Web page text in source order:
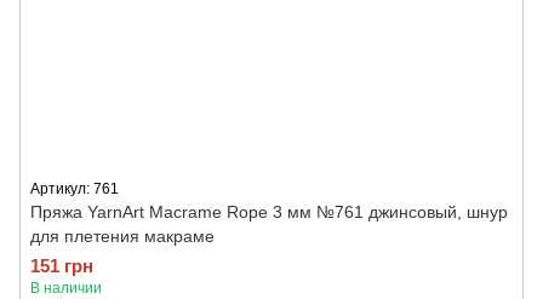
Артикул: 761
Пряжа YarnArt Macrame Rope 3 мм №761 джинсовый, шнур
для плетения макраме
151 грн
В наличии